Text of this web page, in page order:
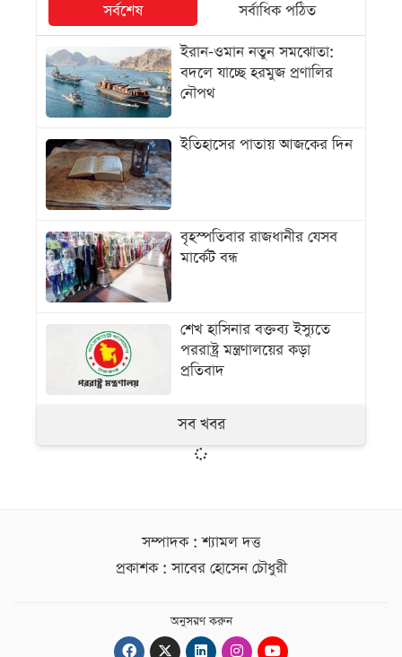
সর্বশেষ
সর্বাধিক পঠিত
ইরান-ওমান নতুন সমঝোতা:
বদলে যাচ্ছে হরমুজ প্রণালির
নৌপথ
ইতিহাসের পাতায় আজকের দিন
বৃহস্পতিবার রাজধানীর যেসব
মার্কেট বন্ধ
শেখ হাসিনার বক্তব্য ইস্যুতে
পররাষ্ট্র মন্ত্রণালয়ের কড়া
প্রতিবাদ
সব খবর
সম্পাদক : শ্যামল দত্ত
প্রকাশক : সাবের হোসেন চৌধুরী
অনুসরণ করুন